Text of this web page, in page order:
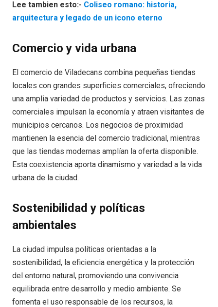
Lee tambien esto:- Coliseo romano: historia,
arquitectura y legado de un icono eterno
Comercio y vida urbana
El comercio de Viladecans combina pequeñas tiendas
locales con grandes superficies comerciales, ofreciendo
una amplia variedad de productos y servicios. Las zonas
comerciales impulsan la economía y atraen visitantes de
municipios cercanos. Los negocios de proximidad
mantienen la esencia del comercio tradicional, mientras
que las tiendas modernas amplían la oferta disponible.
Esta coexistencia aporta dinamismo y variedad a la vida
urbana de la ciudad.
Sostenibilidad y políticas
ambientales
La ciudad impulsa políticas orientadas a la
sostenibilidad, la eficiencia energética y la protección
del entorno natural, promoviendo una convivencia
equilibrada entre desarrollo y medio ambiente. Se
fomenta el uso responsable de los recursos, la